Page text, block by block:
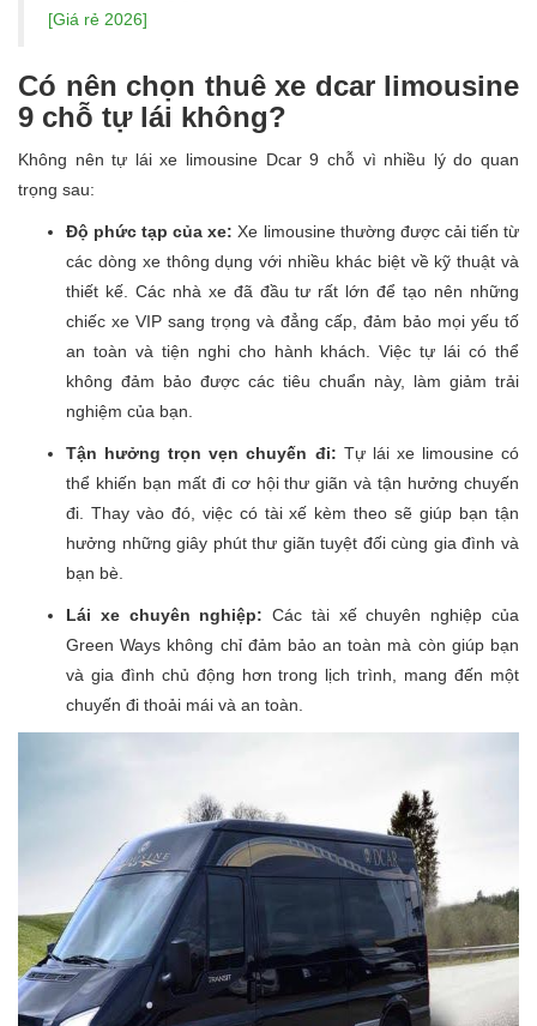
[Giá rẻ 2026]
Có nên chọn thuê xe dcar limousine
9 chỗ tự lái không?
Không nên tự lái xe limousine Dcar 9 chỗ vì nhiều lý do quan
trọng sau:
Độ phức tạp của xe: Xe limousine thường được cải tiến từ
các dòng xe thông dụng với nhiều khác biệt về kỹ thuật và
thiết kế. Các nhà xe đã đầu tư rất lớn để tạo nên những
chiếc xe VIP sang trọng và đẳng cấp, đảm bảo mọi yếu tố
an toàn và tiện nghi cho hành khách. Việc tự lái có thể
không đảm bảo được các tiêu chuẩn này, làm giảm trải
nghiệm của bạn.
Tận hưởng trọn vẹn chuyến đi: Tự lái xe limousine có
thể khiến bạn mất đi cơ hội thư giãn và tận hưởng chuyến
đi. Thay vào đó, việc có tài xế kèm theo sẽ giúp bạn tận
hưởng những giây phút thư giãn tuyệt đối cùng gia đình và
bạn bè.
Lái xe chuyên nghiệp: Các tài xế chuyên nghiệp của
Green Ways không chỉ đảm bảo an toàn mà còn giúp bạn
và gia đình chủ động hơn trong lịch trình, mang đến một
chuyến đi thoải mái và an toàn.